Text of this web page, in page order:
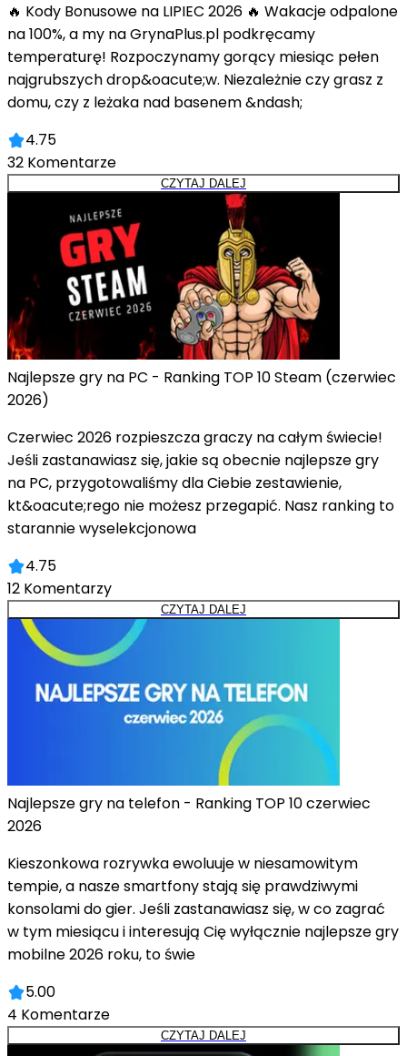
🔥 Kody Bonusowe na LIPIEC 2026 🔥 Wakacje odpalone
na 100%, a my na GrynaPlus.pl podkręcamy
temperaturę! Rozpoczynamy gorący miesiąc pełen
najgrubszych drop&oacute;w. Niezależnie czy grasz z
domu, czy z leżaka nad basenem &ndash;
4.75
32 Komentarze
CZYTAJ DALEJ
Najlepsze gry na PC - Ranking TOP 10 Steam (czerwiec
2026)
Czerwiec 2026 rozpieszcza graczy na całym świecie!
Jeśli zastanawiasz się, jakie są obecnie najlepsze gry
na PC, przygotowaliśmy dla Ciebie zestawienie,
kt&oacute;rego nie możesz przegapić. Nasz ranking to
starannie wyselekcjonowa
4.75
12 Komentarzy
CZYTAJ DALEJ
Najlepsze gry na telefon - Ranking TOP 10 czerwiec
2026
Kieszonkowa rozrywka ewoluuje w niesamowitym
tempie, a nasze smartfony stają się prawdziwymi
konsolami do gier. Jeśli zastanawiasz się, w co zagrać
w tym miesiącu i interesują Cię wyłącznie najlepsze gry
mobilne 2026 roku, to świe
5.00
4 Komentarze
CZYTAJ DALEJ